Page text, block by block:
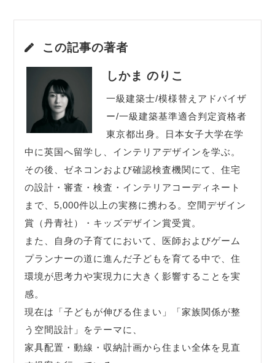
この記事の著者
しかま のりこ
一級建築士/模様替えアドバイザ
ー/一級建築基準適合判定資格者
東京都出身。日本女子大学在学
中に英国へ留学し、インテリアデザインを学ぶ。
その後、ゼネコンおよび確認検査機関にて、住宅
の設計・審査・検査・インテリアコーディネート
まで、5,000件以上の実務に携わる。空間デザイン
賞（丹青社）・キッズデザイン賞受賞。
また、自身の子育てにおいて、医師およびゲーム
プランナーの道に進んだ子どもを育てる中で、住
環境が思考力や実現力に大きく影響することを実
感。
現在は「子どもが伸びる住まい」「家族関係が整
う空間設計」をテーマに、
家具配置・動線・収納計画から住まい全体を見直